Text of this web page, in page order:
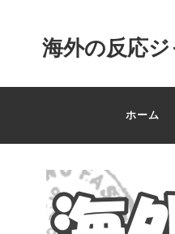
海外の反応
ホーム